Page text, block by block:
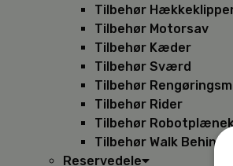
Tilbehør
Tilbehør Motorsav
Tilbehør Kæder
Tilbehør Sværd
Tilbehør
Tilbehør Rider
Tilbehør
Tilbehør Walk Behind
Reservedele